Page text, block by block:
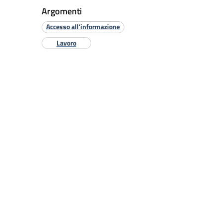
Argomenti
Accesso all'informazione
Lavoro